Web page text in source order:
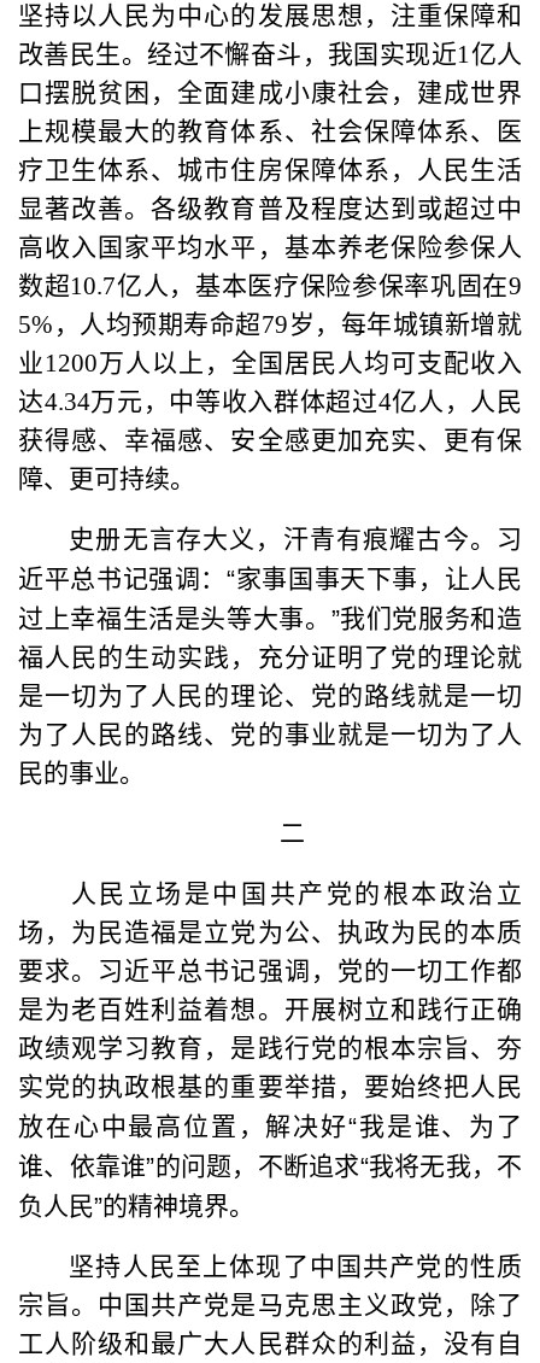
坚持以人民为中心的发展思想，注重保障和
改善民生。经过不懈奋斗，我国实现近1亿人
口摆脱贫困，全面建成小康社会，建成世界
上规模最大的教育体系、社会保障体系、医
疗卫生体系、城市住房保障体系，人民生活
显著改善。各级教育普及程度达到或超过中
高收入国家平均水平，基本养老保险参保人
数超10.7亿人，基本医疗保险参保率巩固在9
5%，人均预期寿命超79岁，每年城镇新增就
业1200万人以上，全国居民人均可支配收入
达4.34万元，中等收入群体超过4亿人，人民
获得感、幸福感、安全感更加充实、更有保
障、更可持续。
史册无言存大义，汗青有痕耀古今。习
近平总书记强调：“家事国事天下事，让人民
过上幸福生活是头等大事。 ”我们党服务和造
福人民的生动实践，充分证明了党的理论就
是一切为了人民的理论、党的路线就是一切
为了人民的路线、党的事业就是一切为了人
民的事业。
二
人民立场是中国共产党的根本政治立
场，为民造福是立党为公、执政为民的本质
要求。习近平总书记强调，党的一切工作都
是为老百姓利益着想。开展树立和践行正确
政绩观学习教育，是践行党的根本宗旨、夯
实党的执政根基的重要举措，要始终把人民
放在心中最高位置，解决好“我是谁、为了
谁、依靠谁”的问题，不断追求“我将无我，不
负人民”的精神境界。
坚持人民至上体现了中国共产党的性质
宗旨。中国共产党是马克思主义政党，除了
工人阶级和最广大人民群众的利益，没有自